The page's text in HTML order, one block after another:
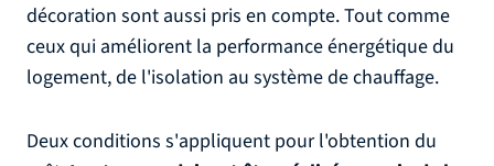
décoration sont aussi pris en compte. Tout comme
ceux qui améliorent la performance énergétique du
logement, de l'isolation au système de chauffage.
Deux conditions s'appliquent pour l'obtention du